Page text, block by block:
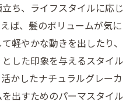
まるヘアセット術
ングを簡単にするコツ
変えるテクニック
き名古屋市美容室のカウ
ち、ライフスタイルに応じ
ば、髪のボリュームが気に
軽やかな動きを出したり、
した印象を与えるスタイル
かしたナチュラルグレーカ
出すためのパーマスタイル